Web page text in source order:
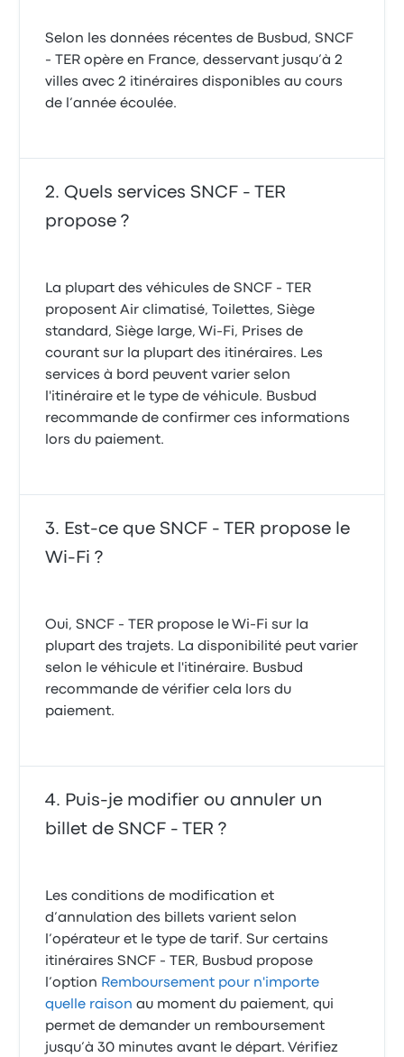
Selon les données récentes de Busbud, SNCF
- TER opère en France, desservant jusqu’à 2
villes avec 2 itinéraires disponibles au cours
de l’année écoulée.
Quels services SNCF - TER
propose ?
La plupart des véhicules de SNCF - TER
proposent Air climatisé, Toilettes, Siège
standard, Siège large, Wi-Fi, Prises de
courant sur la plupart des itinéraires. Les
services à bord peuvent varier selon
l'itinéraire et le type de véhicule. Busbud
recommande de confirmer ces informations
lors du paiement.
Est-ce que SNCF - TER propose le
Wi-Fi ?
Oui, SNCF - TER propose le Wi-Fi sur la
plupart des trajets. La disponibilité peut varier
selon le véhicule et l'itinéraire. Busbud
recommande de vérifier cela lors du
paiement.
Puis-je modifier ou annuler un
billet de SNCF - TER ?
Les conditions de modification et
d’annulation des billets varient selon
l’opérateur et le type de tarif. Sur certains
itinéraires SNCF - TER, Busbud propose
l’option Remboursement pour n'importe
quelle raison au moment du paiement, qui
permet de demander un remboursement
jusqu’à 30 minutes avant le départ. Vérifiez